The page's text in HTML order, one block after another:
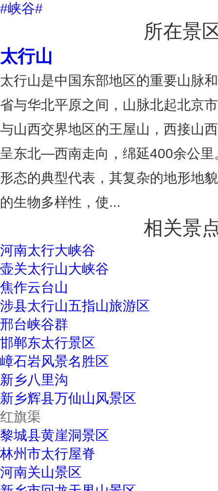
#峡谷#
所在景
太行山
太行山是中国东部地区的重要山脉
省与华北平原之间，山脉北起北京
与山西交界地区的王屋山，西接山
呈东北—西南走向，绵延400余公
形态的典型代表，其复杂的地形地
的生物多样性，使...
相关景
河南太行大峡谷
壶关太行山大峡谷
焦作云台山
涉县太行山五指山旅游区
邢台峡谷群
邯郸东太行景区
嶂石岩风景名胜区
新乡八里沟
新乡辉县万仙山风景区
红旗渠
黎城县黄崖洞景区
林州市太行屋脊
河南关山景区